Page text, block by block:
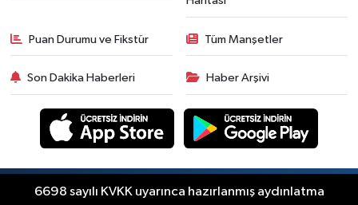
Puan Durumu ve Fikstür Tüm Manşetler
Son Dakika Haberleri Haber Arşivi
RSS
Copyright © Akhisar Press Haber 2012-2026 Her
6698 sayılı KVKK uyarınca hazırlanmış aydınlatma